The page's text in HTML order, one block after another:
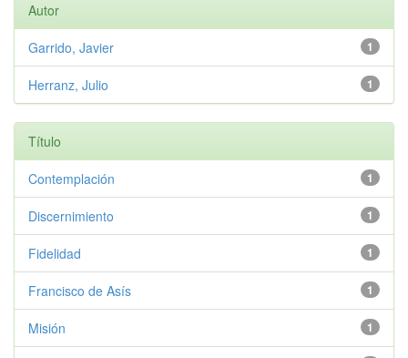
Autor
1
Garrido, Javier
1
Herranz, Julio
Título
1
Contemplación
1
Discernimiento
1
Fidelidad
1
Francisco de Asís
1
Misión